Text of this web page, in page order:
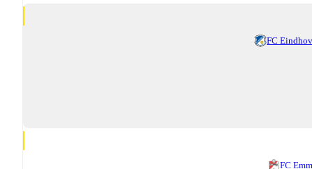
FC
FC